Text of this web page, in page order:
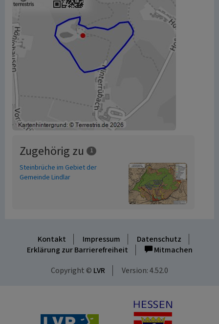
Zugehörig zu 1
Steinbrüche im Gebiet der
Gemeinde Lindlar
Kontakt Impressum
Datenschutz
Erklärung zur Barrierefreiheit
Mitmachen
Copyright © LVR Version: 4.52.0